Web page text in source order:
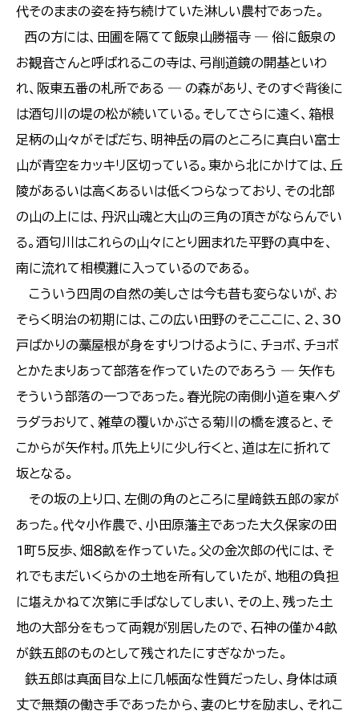
代そのままの姿を持ち続けていた淋しい農村であった。
西の方には、田圃を隔てて飯泉山勝福寺 ― 俗に飯泉の
お観音さんと呼ばれるこの寺は、弓削道鏡の開基といわ
れ、阪東五番の札所である ― の森があり、そのすぐ背後に
は酒匂川の堤の松が続いている。そしてさらに遠く、箱根
足柄の山々がそばだち、明神岳の肩のところに真白い富士
山が青空をカッキリ区切っている。東から北にかけては、丘
陵があるいは高くあるいは低くつらなっており、その北部
の山の上には、丹沢山魂と大山の三角の頂きがならんでい
る。酒匂川はこれらの山々にとり囲まれた平野の真中を、
南に流れて相模灘に入っているのである。
こういう四周の自然の美しさは今も昔も変らないが、お
そらく明治の初期には、この広い田野のそこここに、2、30
戸ばかりの藁屋根が身をすりつけるように、チョボ、チョボ
とかたまりあって部落を作っていたのであろう ― 矢作も
そういう部落の一つであった。春光院の南側小道を東へダ
ラダラおりて、雑草の覆いかぶさる菊川の橋を渡ると、そ
こからが矢作村。爪先上りに少し行くと、道は左に折れて
坂となる。
その坂の上り口、左側の角のところに星﨑鉄五郎の家が
あった。代々小作農で、小田原藩主であった大久保家の田
1町5反歩、畑８畝を作っていた。父の金次郎の代には、そ
れでもまだいくらかの土地を所有していたが、地租の負担
に堪えかねて次第に手ばなしてしまい、その上、残った土
地の大部分をもって両親が別居したので、石神の僅か4畝
が鉄五郎のものとして残されたにすぎなかった。
鉄五郎は真面目な上に几帳面な性質だったし、身体は頑
丈で無類の働き手であったから、妻のヒサを励まし、それこ